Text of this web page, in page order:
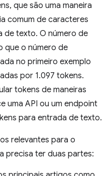
que são uma maneira
comum de caracteres
de texto. O número de
que o número de
no primeiro exemplo
por 1.097 tokens.
tokens de maneiras
uma API ou um endpoint
para entrada de texto.
relevantes para o
precisa ter duas partes: